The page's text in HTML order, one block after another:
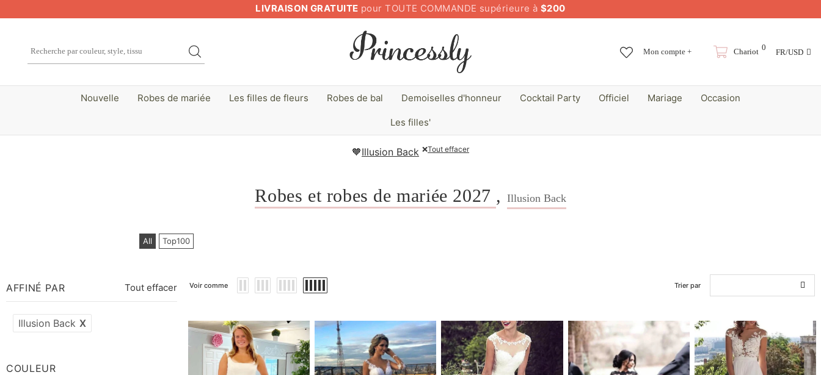
LIVRAISON GRATUITE pour TOUTE COMMANDE supérieure à $200
Mon compte + Chariot 0 FR/USD
Nouvelle Robes de mariée Les filles de fleurs Robes de bal Demoiselles d'honneur Cocktail Party Officiel Mariage Occasion
Les filles'
🧡Illusion Back ❌Tout effacer
Robes et robes de mariée 2027 , Illusion Back
All Top100
AFFINÉ PAR Tout effacer
Illusion Back X
COULEUR
Voir comme Trier par